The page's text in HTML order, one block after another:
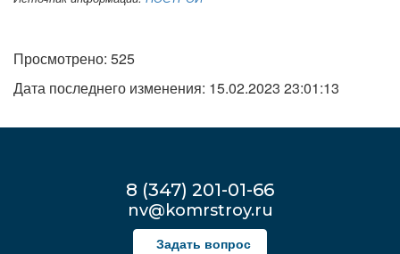
Просмотрено: 525
Дата последнего изменения: 15.02.2023 23:01:13
8 (347) 201-01-66
nv@komrstroy.ru
Задать вопрос